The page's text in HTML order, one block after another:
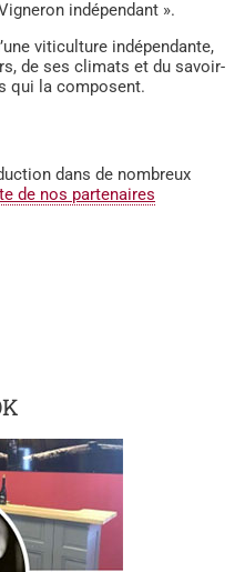
indépendant ».
viticulture indépendante,
de ses climats et du savoir-
qui la composent.
dans de nombreux
de nos partenaires